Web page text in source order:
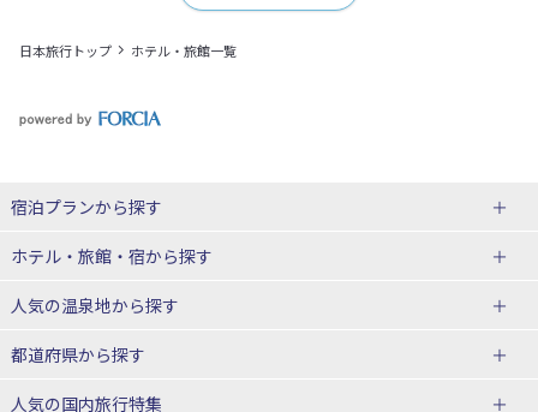
日本旅行トップ ホテル・旅館一覧
宿泊プランから探す
北海道
東北
青森県
宮城県
ホテル・旅館・宿から探す
北海道ホテル・旅館
青森県ホテル・旅館
人気の温泉地から探す
北海道
湯の川温泉(北海道)
都道府県から探す
人気の国内旅行特集